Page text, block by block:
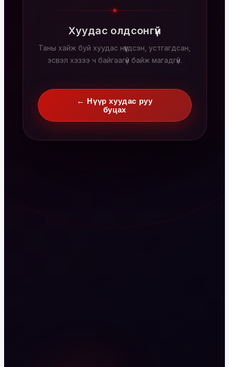
Хуудас олдсонгүй
Таны хайж буй хуудас нүүгдсэн, устгагдсан,
эсвэл хэзээ ч байгаагүй байж магадгүй.
← Нүүр хуудас руу
буцах